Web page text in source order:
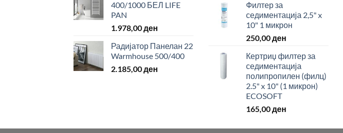
400/1000 БЕЛ LIFE
PAN
1.978,00 ден
Радијатор Панелан 22
Warmhouse 500/400
2.185,00 ден
Филтер за
седиментација 2,5" x
10" 1 микрон
250,00 ден
Кертриџ филтер за
седиментација
полипропилен (филц)
2.5" x 10" (1 микрон)
ECOSOFT
165,00 ден